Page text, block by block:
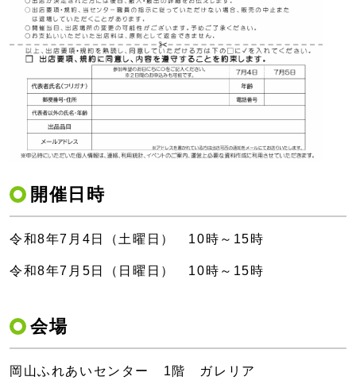
開催日時
令和8年7月4日（土曜日） 10時～15時
令和8年7月5日（日曜日） 10時～15時
会場
岡山ふれあいセンター 1階 ガレリア